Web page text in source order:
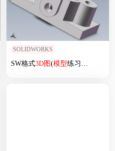
SOLIDWORKS
SW格式3D图(模型练习题)-035